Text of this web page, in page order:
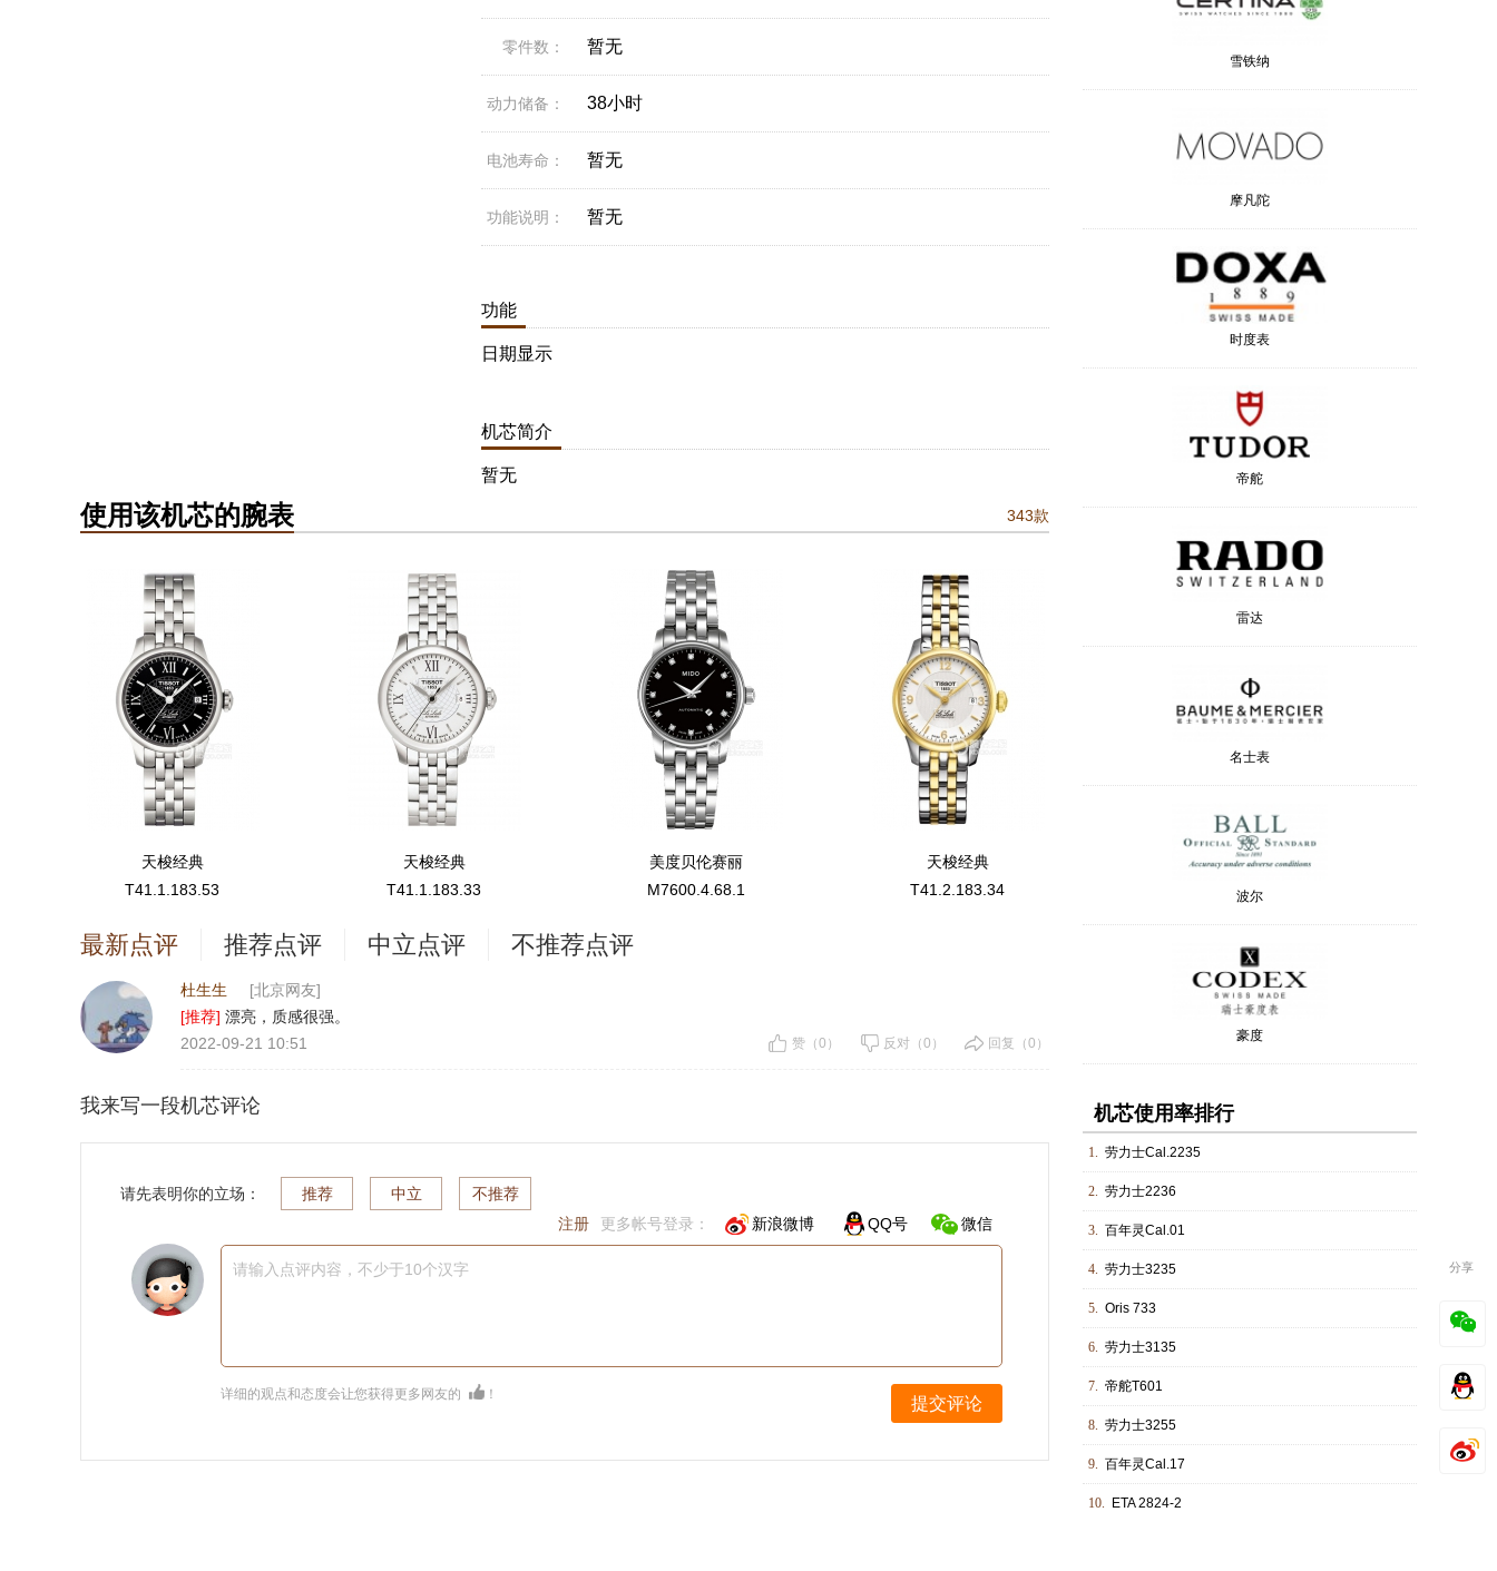
零件数： 暂无
动力储备： 38小时
电池寿命： 暂无
功能说明： 暂无
功能
日期显示
机芯简介
暂无
使用该机芯的腕表 343款
天梭经典
T41.1.183.53
天梭经典
T41.1.183.33
美度贝伦赛丽
M7600.4.68.1
天梭经典
T41.2.183.34
最新点评 推荐点评 中立点评 不推荐点评
杜生生
[北京网友]
[推荐] 漂亮，质感很强。
2022-09-21 10:51
赞（0） 反对（0） 回复（0）
我来写一段机芯评论
注册 更多帐号登录： 新浪微博 QQ号 微信
请先表明你的立场： 推荐 中立 不推荐
请输入点评内容，不少于10个汉字
详细的观点和态度会让您获得更多网友的 ！ 提交评论
雪铁纳
摩凡陀
时度表
帝舵
雷达
名士表
波尔
豪度
机芯使用率排行
1. 劳力士Cal.2235
2. 劳力士2236
3. 百年灵Cal.01
4. 劳力士3235
5. Oris 733
6. 劳力士3135
7. 帝舵T601
8. 劳力士3255
9. 百年灵Cal.17
10. ETA 2824-2
分享